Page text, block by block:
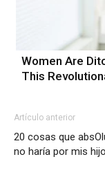
Women Are
This
Artículo anterior
20 cosas que
no haría por mis